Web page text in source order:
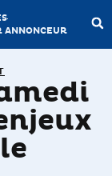
ANNONCEUR